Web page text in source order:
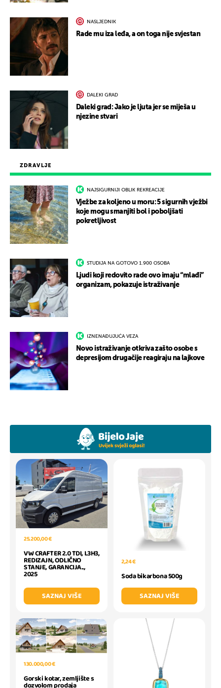
ZDRAVLJE
NAJSIGURNIJI OBLIK REKREACIJE
Vježbe za koljeno u moru: 5 sigurnih vježbi
koje mogu smanjiti bol i poboljšati
pokretljivost
STUDIJA NA GOTOVO 1.900 OSOBA
Ljudi koji redovito rade ovo imaju “mlađi”
organizam, pokazuje istraživanje
IZNENAĐUJUĆA VEZA
Novo istraživanje otkriva zašto osobe s
depresijom drugačije reagiraju na lajkove
NASLJEDNIK
Rade mu iza leđa, a on toga nije svjestan
DALEKI GRAD
Daleki grad: Jako je ljuta jer se miješa u
njezine stvari
25.200,00 €
VW CRAFTER 2.0 TDI, L3H3,
REDIZAJN, ODLIČNO
STANJE, GARANCIJA..,
2025
SAZNAJ VIŠE
2,24 €
Soda bikarbona 500g
SAZNAJ VIŠE
130.000,00 €
Gorski kotar, zemljište s
dozvolom prodaja